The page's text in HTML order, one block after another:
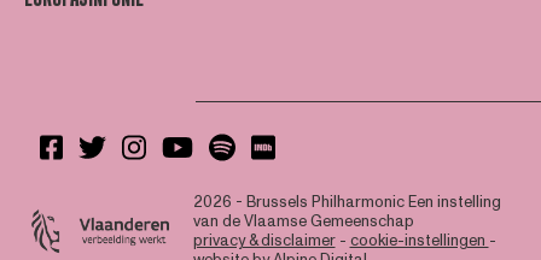
2026 - Brussels PhilharmonicEen instelling
van de Vlaamse Gemeenschap
privacy & disclaimer- cookie-instellingen -